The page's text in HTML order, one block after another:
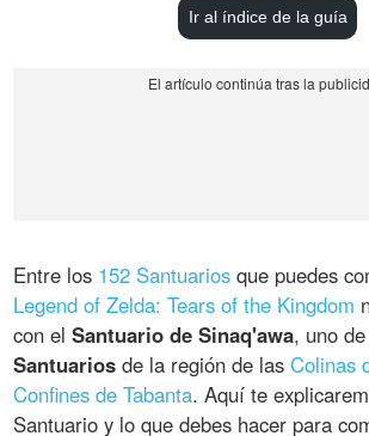
Ir al índice de la guía
Entre los 152 Santuarios que puedes
Legend of Zelda: Tears of the Kingdom
con elSantuario de Sinaq'awa, uno
Santuarios de la región de lasColinas
Confines de Tabanta. Aquí te
Santuario y lo que debes hacer para